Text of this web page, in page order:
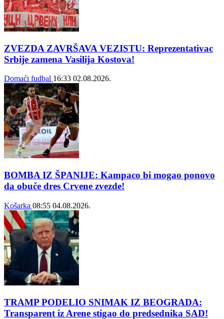
ZVEZDA ZAVRŠAVA VEZISTU: Reprezentativac
Srbije zamena Vasilija Kostova!
Domaći fudbal 16:33 02.08.2026.
BOMBA IZ ŠPANIJE: Kampaco bi mogao ponovo
da obuče dres Crvene zvezde!
Košarka 08:55 04.08.2026.
TRAMP PODELIO SNIMAK IZ BEOGRADA:
Transparent iz Arene stigao do predsednika SAD!